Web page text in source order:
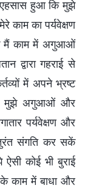
हुआ कि मुझे
काम का पर्यवेक्षण
मैं काम में अगुआओं
द्वारा गहराई से
में अपने भ्रष्ट
मुझे अगुआओं और
पर्यवेक्षण और
संगति कर सकें
कोई भी बुराई
काम में बाधा और